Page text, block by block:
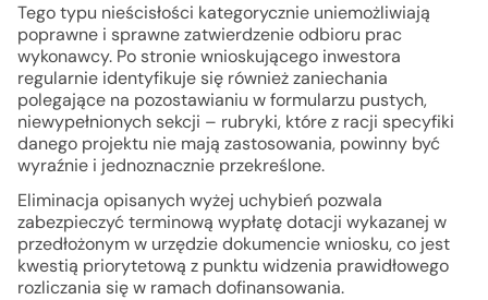
Tego typu nieścisłości kategorycznie uniemożliwiają
poprawne i sprawne zatwierdzenie odbioru prac
wykonawcy. Po stronie wnioskującego inwestora
regularnie identyfikuje się również zaniechania
polegające na pozostawianiu w formularzu pustych,
niewypełnionych sekcji – rubryki, które z racji specyfiki
danego projektu nie mają zastosowania, powinny być
wyraźnie i jednoznacznie przekreślone.
Eliminacja opisanych wyżej uchybień pozwala
zabezpieczyć terminową wypłatę dotacji wykazanej w
przedłożonym w urzędzie dokumencie wniosku, co jest
kwestią priorytetową z punktu widzenia prawidłowego
rozliczania się w ramach dofinansowania.